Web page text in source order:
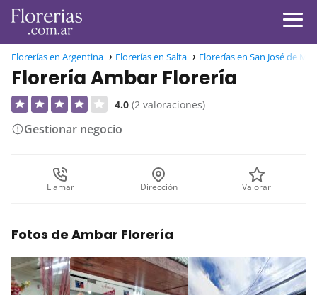
Florerías en Argentina Florerías en Salta Florerías en San José de
Florería Ambar Florería
4.0 (2 valoraciones)
Gestionar negocio
Llamar Dirección Valorar
Fotos de Ambar Florería